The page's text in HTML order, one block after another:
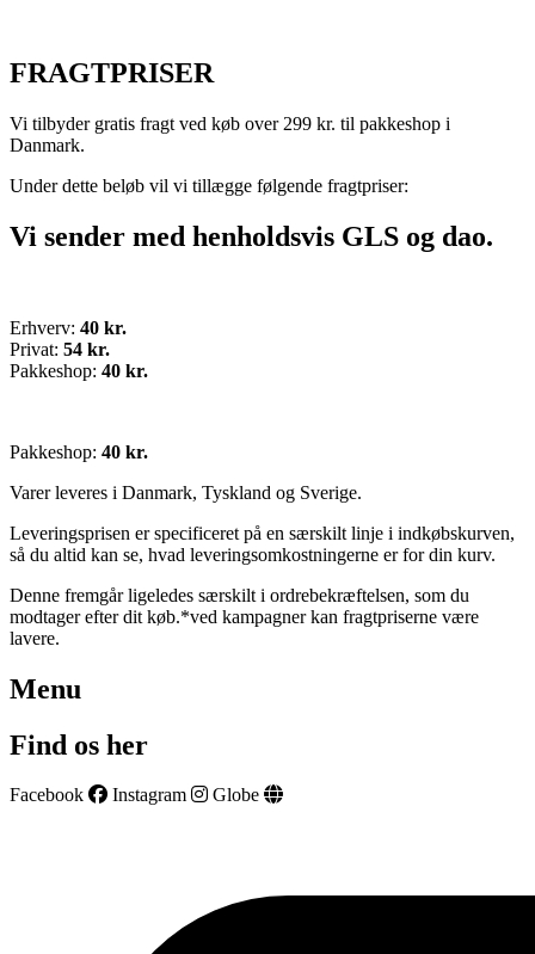
FRAGTPRISER
Vi tilbyder gratis fragt ved køb over 299 kr. til pakkeshop i
Danmark.
Under dette beløb vil vi tillægge følgende fragtpriser:
Vi sender med henholdsvis GLS og dao.
Erhverv: 40 kr.
Privat: 54 kr.
Pakkeshop: 40 kr.
Pakkeshop: 40 kr.
Varer leveres i Danmark, Tyskland og Sverige.
Leveringsprisen er specificeret på en særskilt linje i indkøbskurven,
så du altid kan se, hvad leveringsomkostningerne er for din kurv.
Denne fremgår ligeledes særskilt i ordrebekræftelsen, som du
modtager efter dit køb.*ved kampagner kan fragtpriserne være
lavere.
Menu
Find os her
Facebook Instagram Globe